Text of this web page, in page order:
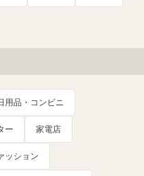
用品・コンビニ
ー 家電店
ッション